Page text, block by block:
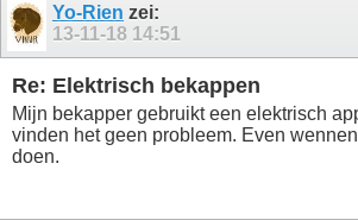
Yo-Rien zei:
13-11-18 14:51
Re: Elektrisch bekappen
Mijn bekapper gebruikt een elektrisch
vinden het geen probleem. Even
doen.